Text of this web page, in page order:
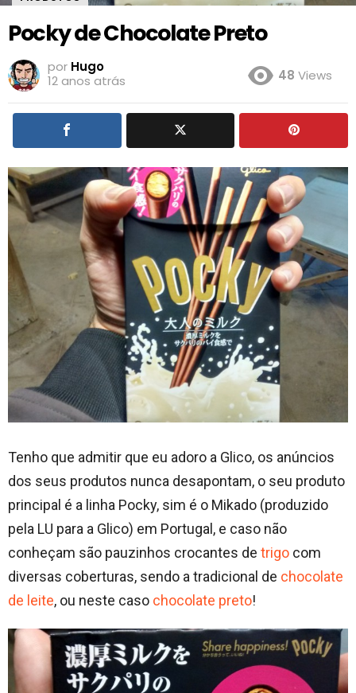
Pocky de Chocolate Preto
por Hugo
12 anos atrás
48 Views
Tenho que admitir que eu adoro a Glico, os anúncios
dos seus produtos nunca desapontam, o seu produto
principal é a linha Pocky, sim é o Mikado (produzido
pela LU para a Glico) em Portugal, e caso não
conheçam são pauzinhos crocantes de trigo com
diversas coberturas, sendo a tradicional de chocolate
de leite, ou neste caso chocolate preto!